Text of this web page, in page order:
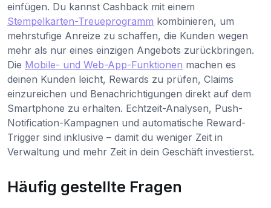
einfügen. Du kannst Cashback mit einem
Stempelkarten-Treueprogramm kombinieren, um
mehrstufige Anreize zu schaffen, die Kunden wegen
mehr als nur eines einzigen Angebots zurückbringen.
Die Mobile- und Web-App-Funktionen machen es
deinen Kunden leicht, Rewards zu prüfen, Claims
einzureichen und Benachrichtigungen direkt auf dem
Smartphone zu erhalten. Echtzeit-Analysen, Push-
Notification-Kampagnen und automatische Reward-
Trigger sind inklusive – damit du weniger Zeit in
Verwaltung und mehr Zeit in dein Geschäft investierst.
Häufig gestellte Fragen